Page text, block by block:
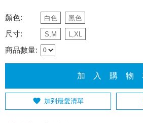
顏色: 白色 黑色
尺寸: S,M L,XL
商品數量:
加 入 購 物
加到最愛清單